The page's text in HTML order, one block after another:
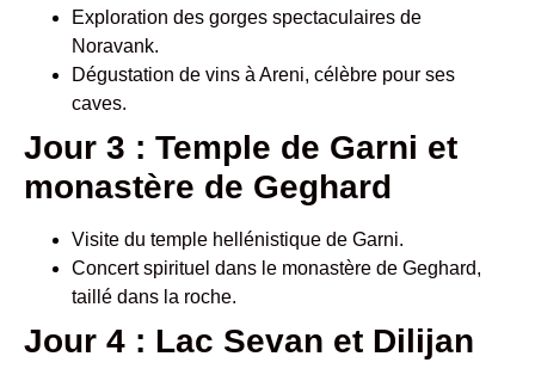
Exploration des gorges spectaculaires de
Noravank.
Dégustation de vins à Areni, célèbre pour ses
caves.
Jour 3 : Temple de Garni et
monastère de Geghard
Visite du temple hellénistique de Garni.
Concert spirituel dans le monastère de Geghard,
taillé dans la roche.
Jour 4 : Lac Sevan et Dilijan